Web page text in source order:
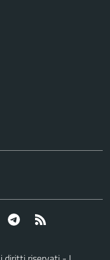
YouTube Telegram